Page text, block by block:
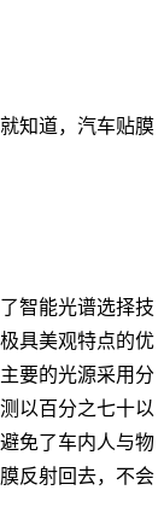
知道，汽车贴膜
智能光谱选择技
具美观特点的优
要的光源采用分
以百分之七十以
免了车内人与物
反射回去，不会